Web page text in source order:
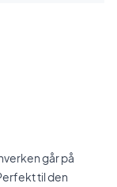
går på
til den